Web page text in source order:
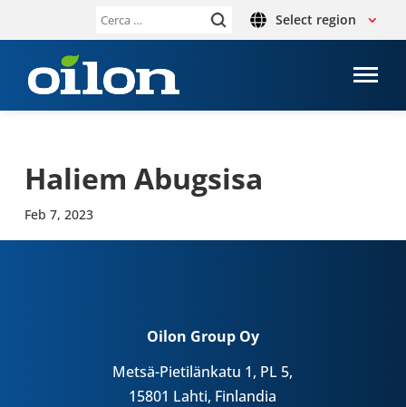
Ricerca Select region
Haliem Abug­sisa
Feb 7, 2023
Oilon Group Oy
Metsä-Pietilänkatu 1, PL 5,
15801 Lahti, Finlandia